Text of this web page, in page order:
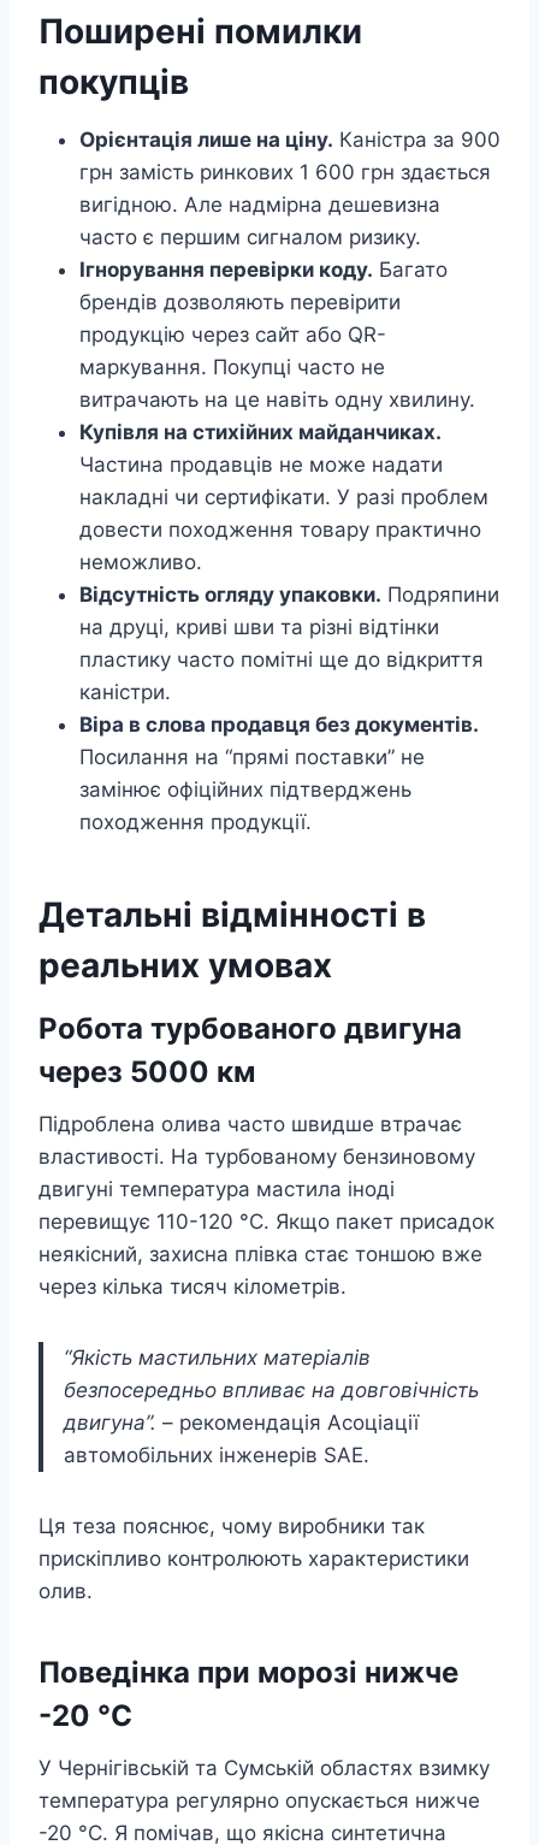
Поширені помилки
покупців
Орієнтація лише на ціну. Каністра за 900
грн замість ринкових 1 600 грн здається
вигідною. Але надмірна дешевизна
часто є першим сигналом ризику.
Ігнорування перевірки коду. Багато
брендів дозволяють перевірити
продукцію через сайт або QR-
маркування. Покупці часто не
витрачають на це навіть одну хвилину.
Купівля на стихійних майданчиках.
Частина продавців не може надати
накладні чи сертифікати. У разі проблем
довести походження товару практично
неможливо.
Відсутність огляду упаковки. Подряпини
на друці, криві шви та різні відтінки
пластику часто помітні ще до відкриття
каністри.
Віра в слова продавця без документів.
Посилання на “прямі поставки” не
замінює офіційних підтверджень
походження продукції.
Детальні відмінності в
реальних умовах
Робота турбованого двигуна
через 5000 км
Підроблена олива часто швидше втрачає
властивості. На турбованому бензиновому
двигуні температура мастила іноді
перевищує 110-120 °C. Якщо пакет присадок
неякісний, захисна плівка стає тоншою вже
через кілька тисяч кілометрів.
“Якість мастильних матеріалів
безпосередньо впливає на довговічність
двигуна”. – рекомендація Асоціації
автомобільних інженерів SAE.
Ця теза пояснює, чому виробники так
прискіпливо контролюють характеристики
олив.
Поведінка при морозі нижче
-20 °C
У Чернігівській та Сумській областях взимку
температура регулярно опускається нижче
-20 °C. Я помічав, що якісна синтетична